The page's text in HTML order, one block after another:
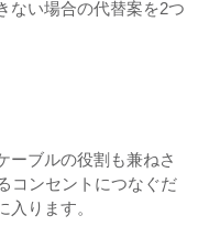
ない場合の代替案を2つ
ーブルの役割も兼ねさ
コンセントにつなぐだ
ります。